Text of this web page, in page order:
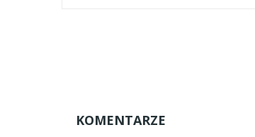
KOMENTARZE